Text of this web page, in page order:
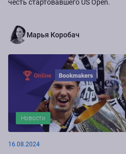
честь стартовавшего US Open.
Марья Коробач
Новости
16.08.2024